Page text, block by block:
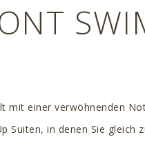
mit einer verwöhnenden
Suiten, in denen Sie gleich